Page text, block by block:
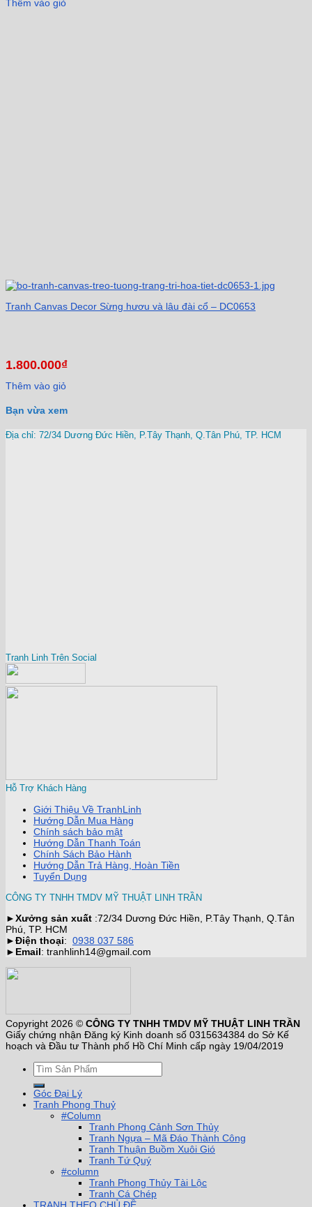
Thêm vào giỏ
Tranh Canvas Decor Sừng hươu và lâu đài cổ – DC0653
1.800.000₫
Thêm vào giỏ
Bạn vừa xem
Địa chỉ: 72/34 Dương Đức Hiền, P.Tây Thạnh, Q.Tân Phú, TP. HCM
Tranh Linh Trên Social
Hỗ Trợ Khách Hàng
Giới Thiệu Về TranhLinh
Hướng Dẫn Mua Hàng
Chính sách bảo mật
Hướng Dẫn Thanh Toán
Chính Sách Bảo Hành
Hướng Dẫn Trả Hàng, Hoàn Tiền
Tuyển Dụng
CÔNG TY TNHH TMDV MỸ THUẬT LINH TRẦN
►Xưởng sản xuất :72/34 Dương Đức Hiền, P.Tây Thạnh, Q.Tân
Phú, TP. HCM
►Điện thoại: 0938 037 586
► Email: tranhlinh14@gmail.com
Copyright 2026 © CÔNG TY TNHH TMDV MỸ THUẬT LINH TRẦN
Giấy chứng nhận Đăng ký Kinh doanh số 0315634384 do Sở Kế
hoạch và Đầu tư Thành phố Hồ Chí Minh cấp ngày 19/04/2019
Góc Đại Lý
Tranh Phong Thuỷ
#Column
Tranh Phong Cảnh Sơn Thủy
Tranh Ngựa – Mã Đáo Thành Công
Tranh Thuận Buồm Xuôi Gió
Tranh Tứ Quý
#column
Tranh Phong Thủy Tài Lộc
Tranh Cá Chép
TRANH THEO CHỦ ĐỀ